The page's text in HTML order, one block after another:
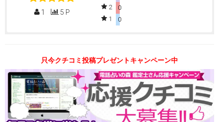
1 5 P
2
0
1
0
只今クチコミ投稿プレゼントキャンペーン中